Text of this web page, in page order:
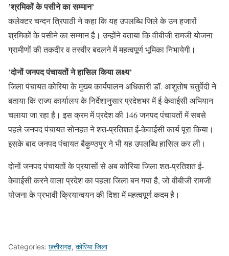
’श्रमिकों के पसीने का सम्मान’
कलेक्टर चन्दन त्रिपाठी ने कहा कि यह उपलब्धि जिले के उन हजारों
श्रमिकों के पसीने का सम्मान है। उन्होंने बताया कि वीबीजी रामजी योजना
ग्रामीणों की तकदीर व तस्वीर बदलने में महत्वपूर्ण भूमिका निभायेगी।
’दोनों जनपद पंचायतों ने हासिल किया लक्ष्य’
जिला पंचायत कोरिया के मुख्य कार्यपालन अधिकारी डॉ. आशुतोष चतुर्वेदी ने
बताया कि राज्य कार्यालय के निर्देशानुसार प्रदेशभर में ई-केवाईसी अभियान
चलाया जा रहा है। इस क्रम में प्रदेश की 146 जनपद पंचायतों में सबसे
पहले जनपद पंचायत सोनहत ने शत-प्रतिशत ई-केवाईसी कार्य पूरा किया।
इसके बाद जनपद पंचायत बैकुण्ठपुर ने भी यह उपलब्धि हासिल कर ली।
दोनों जनपद पंचायतों के प्रयासों से अब कोरिया जिला शत-प्रतिशत ई-
केवाईसी करने वाला प्रदेश का पहला जिला बन गया है, जो वीबीजी रामजी
योजना के प्रभावी क्रियान्वयन की दिशा में महत्वपूर्ण कदम है।
Categories: छत्तीसगढ़, कोरिया जिला